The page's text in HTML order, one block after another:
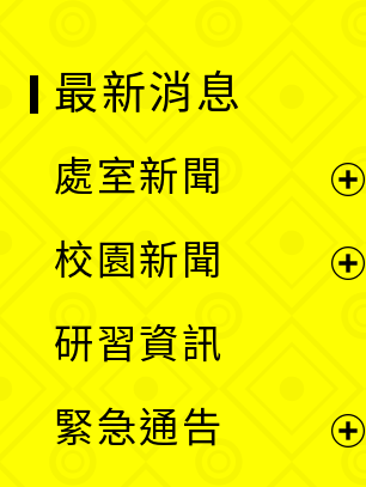
最新消息
處室新聞
單
校園新聞
選
研習資訊
緊急通告